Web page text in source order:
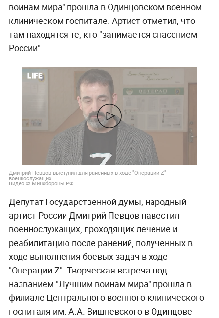
воинам мира" прошла в Одинцовском военном
клиническом госпитале. Артист отметил, что
там находятся те, кто "занимается спасением
России".
Дмитрий Певцов выступил для раненных в ходе "Операции Z"
военнослужащих.
Видео © Минобороны РФ
Депутат Государственной думы, народный
артист России Дмитрий Певцов навестил
военнослужащих, проходящих лечение и
реабилитацию после ранений, полученных в
ходе выполнения боевых задач в ходе
"Операции Z". Творческая встреча под
названием "Лучшим воинам мира" прошла в
филиале Центрального военного клинического
госпиталя им. А.А. Вишневского в Одинцове